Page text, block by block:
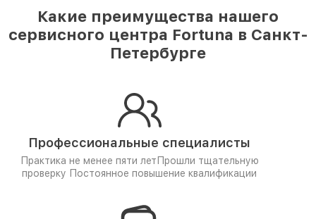
Какие преимущества нашего
сервисного центра Fortuna в Санкт-
Петербурге
Профессиональные специалисты
Практика не менее пяти лет Прошли тщательную
проверку Постоянное повышение квалификации